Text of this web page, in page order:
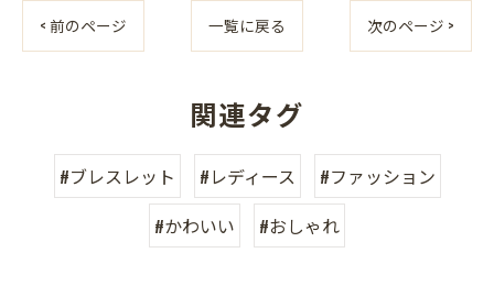
< 前のページ 一覧に戻る 次のページ >
関連タグ
#ブレスレット #レディース
#ファッション
#かわいい
#おしゃれ